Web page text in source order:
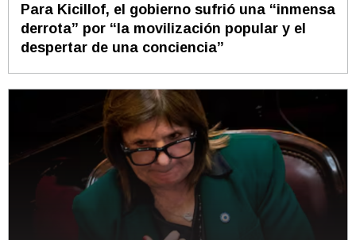
Para Kicillof, el gobierno sufrió una “inmensa
derrota” por “la movilización popular y el
despertar de una conciencia”